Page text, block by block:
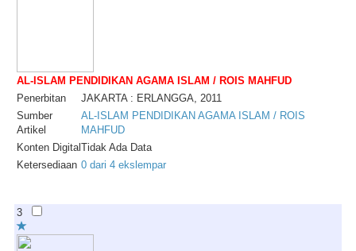
AL-ISLAM PENDIDIKAN AGAMA ISLAM / ROIS MAHFUD
Penerbitan
JAKARTA : ERLANGGA, 2011
Sumber
Artikel
AL-ISLAM PENDIDIKAN AGAMA ISLAM / ROIS
MAHFUD
Konten DigitalTidak Ada Data
Ketersediaan 0 dari 4 ekslempar
3